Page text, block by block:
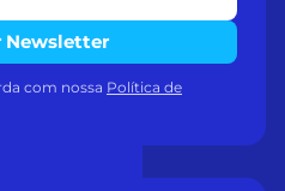
Newsletter
com nossa Política de